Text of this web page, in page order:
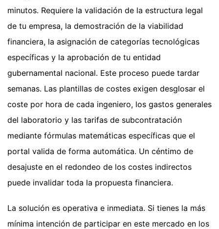
minutos. Requiere la validación de la estructura legal
de tu empresa, la demostración de la viabilidad
financiera, la asignación de categorías tecnológicas
específicas y la aprobación de tu entidad
gubernamental nacional. Este proceso puede tardar
semanas. Las plantillas de costes exigen desglosar el
coste por hora de cada ingeniero, los gastos generales
del laboratorio y las tarifas de subcontratación
mediante fórmulas matemáticas específicas que el
portal valida de forma automática. Un céntimo de
desajuste en el redondeo de los costes indirectos
puede invalidar toda la propuesta financiera.
La solución es operativa e inmediata. Si tienes la más
mínima intención de participar en este mercado en los